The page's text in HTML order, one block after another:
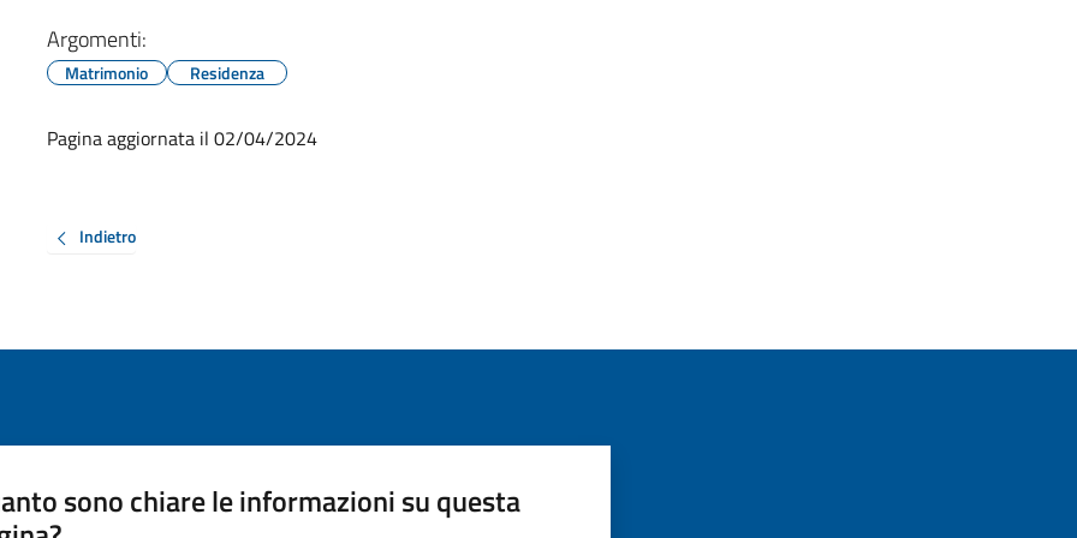
Argomenti:
Matrimonio Residenza
Pagina aggiornata il 02/04/2024
Indietro
sono chiare le informazioni su questa